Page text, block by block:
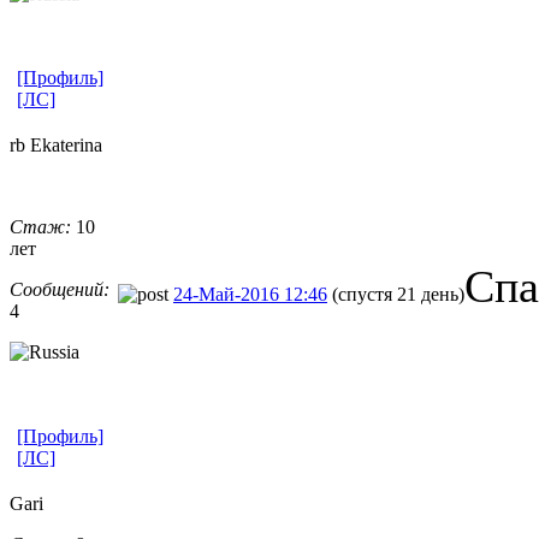
[Профиль]
[ЛС]
rb Ekaterina
Стаж: 10
лет
Сообщений:
4
24-Май-2016 12:46 (спустя 21 день)
[Профиль]
[ЛС]
Gari